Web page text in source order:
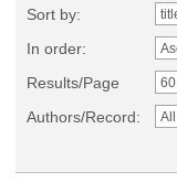
Sort by:
In order:
Results/Page
Authors/Record: